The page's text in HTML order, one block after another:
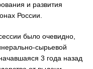
и развития
России.
было очевидно,
сырьевой
3 года назад